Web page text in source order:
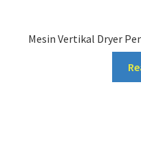
Mesin Vertikal Dryer